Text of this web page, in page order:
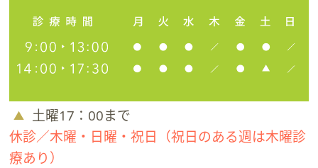
土曜17：00まで
休診／木曜・日曜・祝日（祝日のある週は木曜診
療あり）